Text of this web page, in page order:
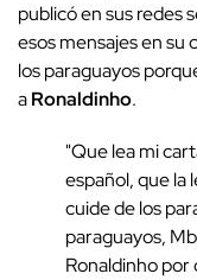
publicó en sus redes
esos mensajes en su
los paraguayos
aRonaldinho.
"Que lea mi
español, que la
cuide de los
paraguayos,
Ronaldinho